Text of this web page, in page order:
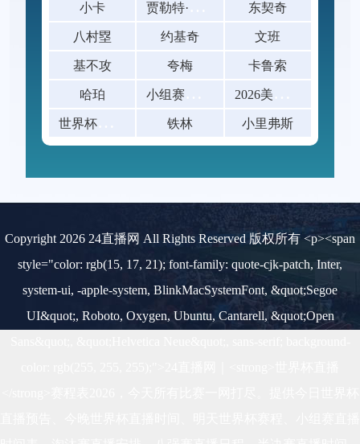
小卡 东契奇
八村塁 约基奇 文班
基不攻 夸梅 卡鲁索
哈珀
铁林 小里弗斯
Copyright 2026 24直播网 All Rights Reserved 版权所有 <p><span
style="color: rgb(15, 17, 21); font-family: quote-cjk-patch, Inter,
system-ui, -apple-system, BlinkMacSystemFont, &quot;Segoe
UI&quot;, Roboto, Oxygen, Ubuntu, Cantarell, &quot;Open